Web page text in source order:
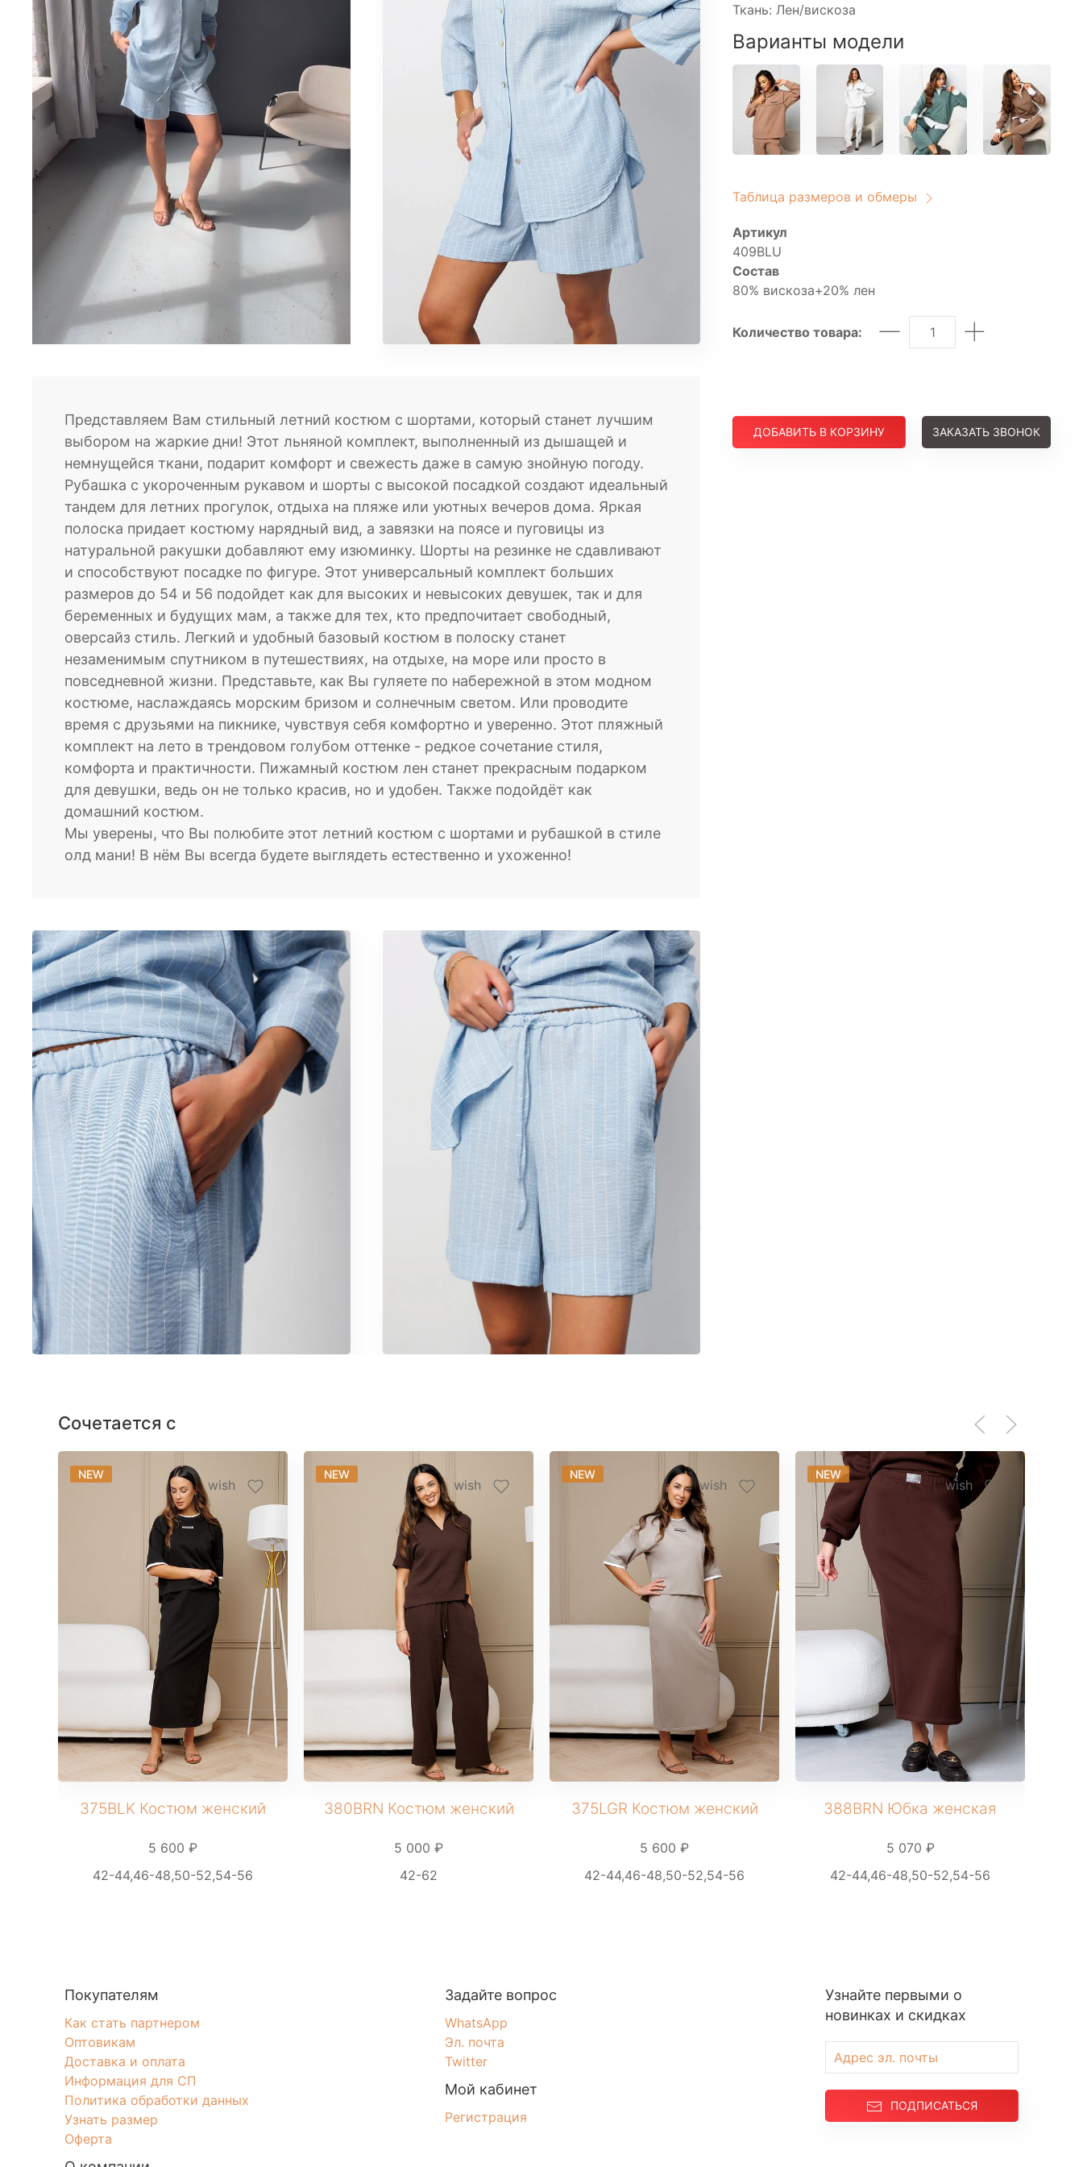
ЮБКИ
КОСМЕТИКА
ЖЕНСКОЕ
Бомберы
Брюки домашние
Джеггинсы
Жакеты
Комбинезоны
Джоггеры трикотажные
Костюмы домашние
Леггинсы
Лонгсливы
Пижамы
Платье домашнее
Свитшоты
Водолазки
Головные уборы
Джемперы
Костюмы
Майки
Рубашки
Толстовки
Туники
Футболки
Халаты
Шорты
Юбки
МУЖСКОЕ
Костюмы
Футболки
ДЕТСКОЕ
Для подростков
Костюмы
Майки
Представляем Вам стильный летний костюм с шортами, который станет лучшим
выбором на жаркие дни! Этот льняной комплект, выполненный из дышащей и
немнущейся ткани, подарит комфорт и свежесть даже в самую знойную погоду.
Рубашка с укороченным рукавом и шорты с высокой посадкой создают идеальный
тандем для летних прогулок, отдыха на пляже или уютных вечеров дома. Яркая
полоска придает костюму нарядный вид, а завязки на поясе и пуговицы из
натуральной ракушки добавляют ему изюминку. Шорты на резинке не сдавливают
и способствуют посадке по фигуре. Этот универсальный комплект больших
размеров до 54 и 56 подойдет как для высоких и невысоких девушек, так и для
беременных и будущих мам, а также для тех, кто предпочитает свободный,
оверсайз стиль. Легкий и удобный базовый костюм в полоску станет
незаменимым спутником в путешествиях, на отдыхе, на море или просто в
повседневной жизни. Представьте, как Вы гуляете по набережной в этом модном
костюме, наслаждаясь морским бризом и солнечным светом. Или проводите
время с друзьями на пикнике, чувствуя себя комфортно и уверенно. Этот пляжный
комплект на лето в трендовом голубом оттенке - редкое сочетание стиля,
комфорта и практичности. Пижамный костюм лен станет прекрасным подарком
для девушки, ведь он не только красив, но и удобен. Также подойдёт как
домашний костюм.
Мы уверены, что Вы полюбите этот летний костюм с шортами и рубашкой в стиле
олд мани! В нём Вы всегда будете выглядеть естественно и ухоженно!
Ткань: Лен/вискоза
Варианты модели
Таблица размеров и обмеры
Артикул
409BLU
Состав
80% вискоза+20% лен
Количество товара:
ДОБАВИТЬ В КОРЗИНУ ЗАКАЗАТЬ ЗВОНОК
Сочетается с
wish
NEW
375BLK Костюм женский
5 600 ₽
42-44,46-48,50-52,54-56
wish
NEW
380BRN Костюм женский
5 000 ₽
42-62
wish
NEW
375LGR Костюм женский
5 600 ₽
42-44,46-48,50-52,54-56
wish
NEW
388BRN Юбка женская
5 070 ₽
42-44,46-48,50-52,54-56
Узнайте первыми о
новинках и скидках
ПОДПИСАТЬСЯ
Покупателям
Как стать партнером
Оптовикам
Доставка и оплата
Информация для СП
Политика обработки данных
Узнать размер
Оферта
Задайте вопрос
WhatsApp
Эл. почта
Twitter
Мой кабинет
Регистрация